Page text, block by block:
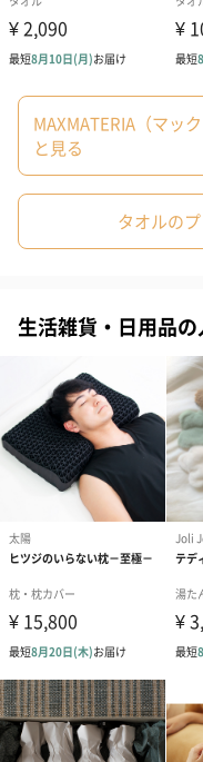
ブライダルロリポップ
ドレス（いちご味)
（1,122円）
※9-15時にご注文いただ
シーズンブーケ（ひま
わり）（1,880円）
ドライフラワー・プリ
自然のお花で作ったドラ
梱します。
一部花材が写真と異なる
MAXMATERIA（マッ
と見る
タオルの
生活雑貨・日用品